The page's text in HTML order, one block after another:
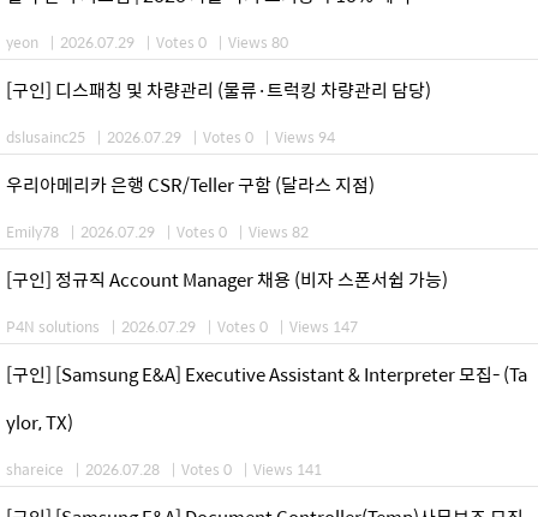
yeon | 2026.07.29 | Votes 0 | Views 80
[구인] 디스패칭 및 차량관리 (물류·트럭킹 차량관리 담당)
dslusainc25 | 2026.07.29 | Votes 0 | Views 94
우리아메리카 은행 CSR/Teller 구함 (달라스 지점)
Emily78 | 2026.07.29 | Votes 0 | Views 82
[구인] 정규직 Account Manager 채용 (비자 스폰서쉽 가능)
P4N solutions | 2026.07.29 | Votes 0 | Views 147
[구인] [Samsung E&A] Executive Assistant & Interpreter 모집- (Ta
ylor, TX)
shareice | 2026.07.28 | Votes 0 | Views 141